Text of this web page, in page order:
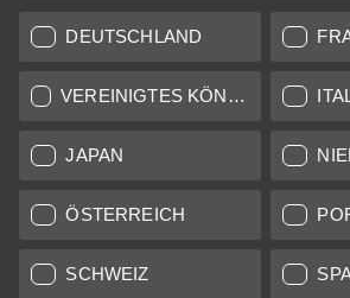
DEUTSCHLAND
VEREINIGTES KÖNIGREICH
JAPAN
ÖSTERREICH
SCHWEIZ
AUKTION
BRAND NEW
LEICA STORES
Alle Preise von in der EU/UK